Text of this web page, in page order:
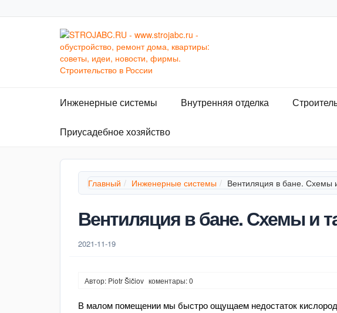
Инженерные системы Внутренняя отделка
Приусадебное хозяйство
Главный Инженерные системы Вентиляция в бане. Схемы
Вентиляция в бане. Схемы и
2021-11-19
Автор: Piotr Šičiov коментары: 0
В малом помещении мы быстро ощущаем недостаток